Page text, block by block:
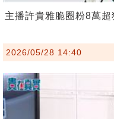
主播許貴雅脆圈粉8萬
2026/05/28 14:40